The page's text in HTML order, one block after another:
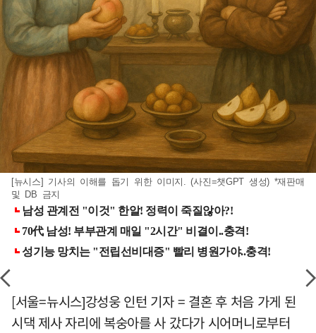
[뉴시스] 기사의 이해를 돕기 위한 이미지. (사진=챗GPT 생성) *재판매
및 DB 금지
[서울=뉴시스]강성웅 인턴 기자 = 결혼 후 처음 가게 된
시댁 제사 자리에 복숭아를 사 갔다가 시어머니로부터